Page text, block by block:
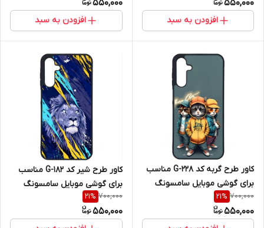
550,000
افزودن به سبد
5G
550,000
افزودن به سبد
کاور طرح گربه کد G-228 مناسب
برای گوشی موبایل سامسونگ
Galaxy A16 4G / A16 5G
700,000
21%
550,000
کاور طرح شیر کد G-182 مناسب
برای گوشی موبایل سامسونگ
Galaxy A16 4G / A16 5G
700,000
21%
550,000